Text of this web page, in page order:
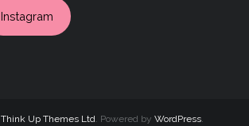
Instagram
Think Up Themes Ltd. Powered by WordPress.